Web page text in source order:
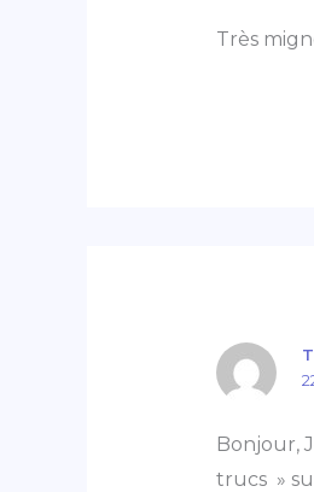
Très
Bonjour,
trucs »